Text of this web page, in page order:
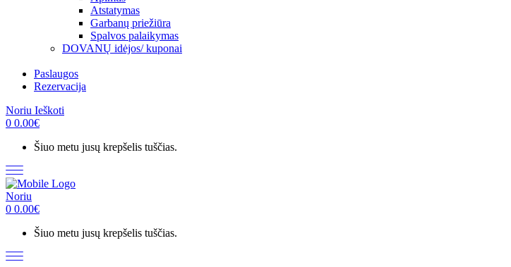
Atstatymas
Garbanų priežiūra
Spalvos palaikymas
DOVANŲ idėjos/ kuponai
Paslaugos
Rezervacija
Noriu Ieškoti
0 0.00€
Šiuo metu jusų krepšelis tuščias.
Noriu
0 0.00€
Šiuo metu jusų krepšelis tuščias.